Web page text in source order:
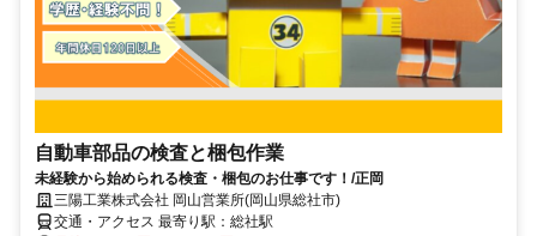
自動車部品の検査と梱包作業
未経験から始められる検査・梱包のお仕事です！/正岡
三陽工業株式会社 岡山営業所(岡山県総社市)
交通・アクセス 最寄り駅：総社駅